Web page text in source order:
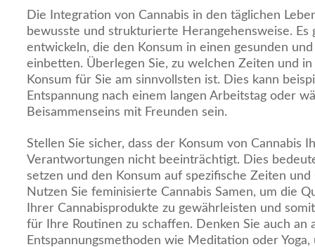
Die Integration von Cannabis in den täglichen
bewusste und strukturierte Herangehensweise. Es
entwickeln, die den Konsum in einen gesunden
einbetten. Überlegen Sie, zu welchen Zeiten und
Konsum für Sie am sinnvollsten ist. Dies kann
Entspannung nach einem langen Arbeitstag oder
Beisammenseins mit Freunden sein.
Stellen Sie sicher, dass der Konsum von Cannabis
Verantwortungen nicht beeinträchtigt. Dies
setzen und den Konsum auf spezifische Zeiten
Nutzen Sie feminisierte Cannabis Samen, um die
Ihrer Cannabisprodukte zu gewährleisten und
für Ihre Routinen zu schaffen. Denken Sie auch an
Entspannungsmethoden wie Meditation oder